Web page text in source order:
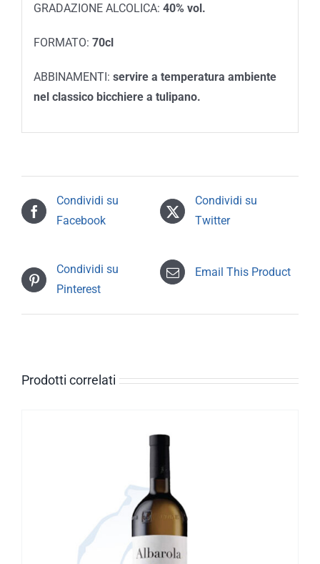
GRADAZIONE ALCOLICA: 40% vol.
FORMATO: 70cl
ABBINAMENTI: servire a temperatura ambiente
nel classico bicchiere a tulipano.
Condividi su
Facebook
Condividi su
Twitter
Condividi su
Pinterest
Email This Product
Prodotti correlati